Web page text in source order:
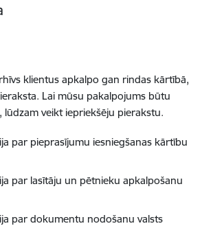
klientus apkalpo gan rindas kārtībā,
Lai mūsu pakalpojums būtu
lūdzam veikt iepriekšēju pierakstu.
par pieprasījumu iesniegšanas kārtību
par lasītāju un pētnieku apkalpošanu
par dokumentu nodošanu valsts